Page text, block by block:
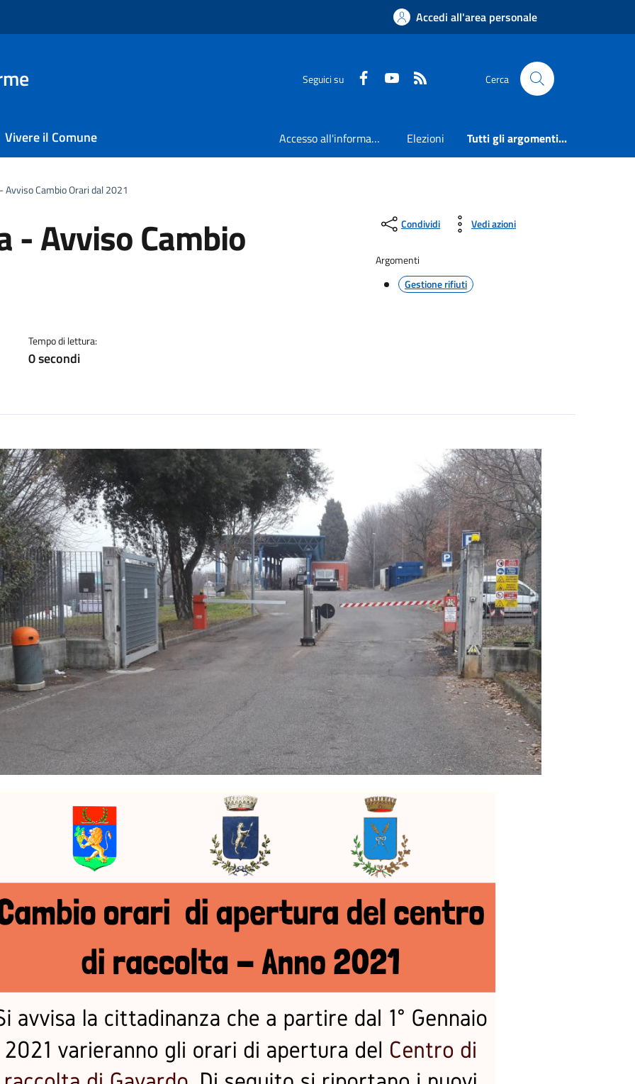
Accedi all'area personale
Seguici su Faceboook
Youtube Cerca
Vivere il Comune Accesso all'informazione Elezioni Tutti gli argomenti...
Avviso Cambio Orari dal 2021
- Avviso Cambio
Tempo di lettura:
0 secondi
Condividi Vedi azioni
Argomenti
Gestione rifiuti